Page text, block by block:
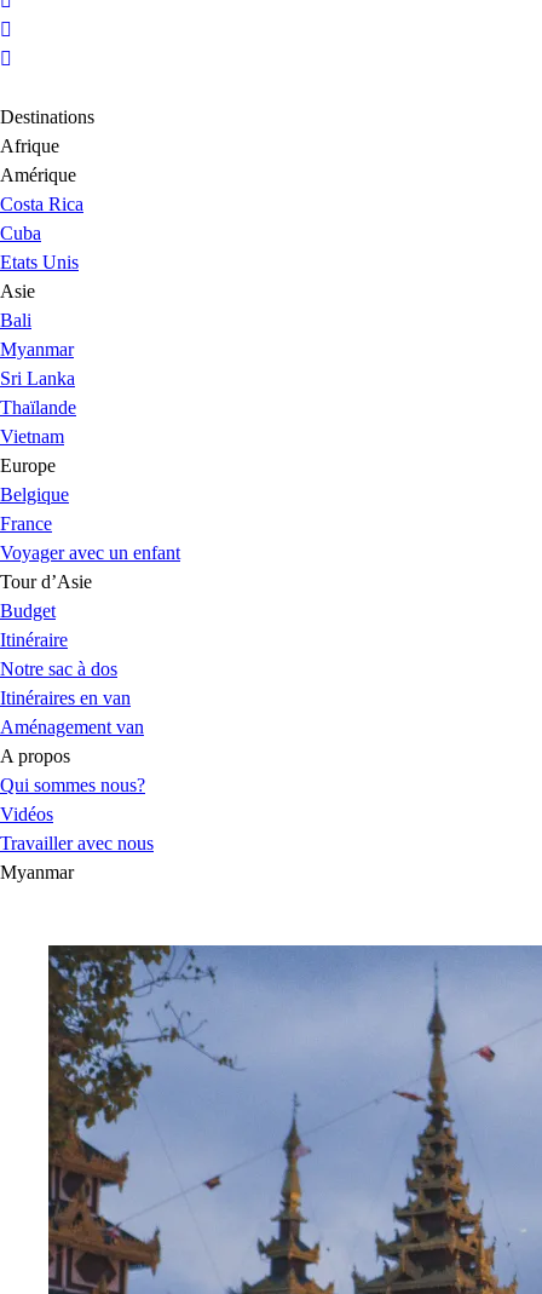
Destinations
Afrique
Amérique
Costa Rica
Cuba
Etats Unis
Asie
Bali
Myanmar
Sri Lanka
Thaïlande
Vietnam
Europe
Belgique
France
Voyager avec un enfant
Tour d’Asie
Budget
Itinéraire
Notre sac à dos
Itinéraires en van
Aménagement van
A propos
Qui sommes nous?
Vidéos
Travailler avec nous
Myanmar